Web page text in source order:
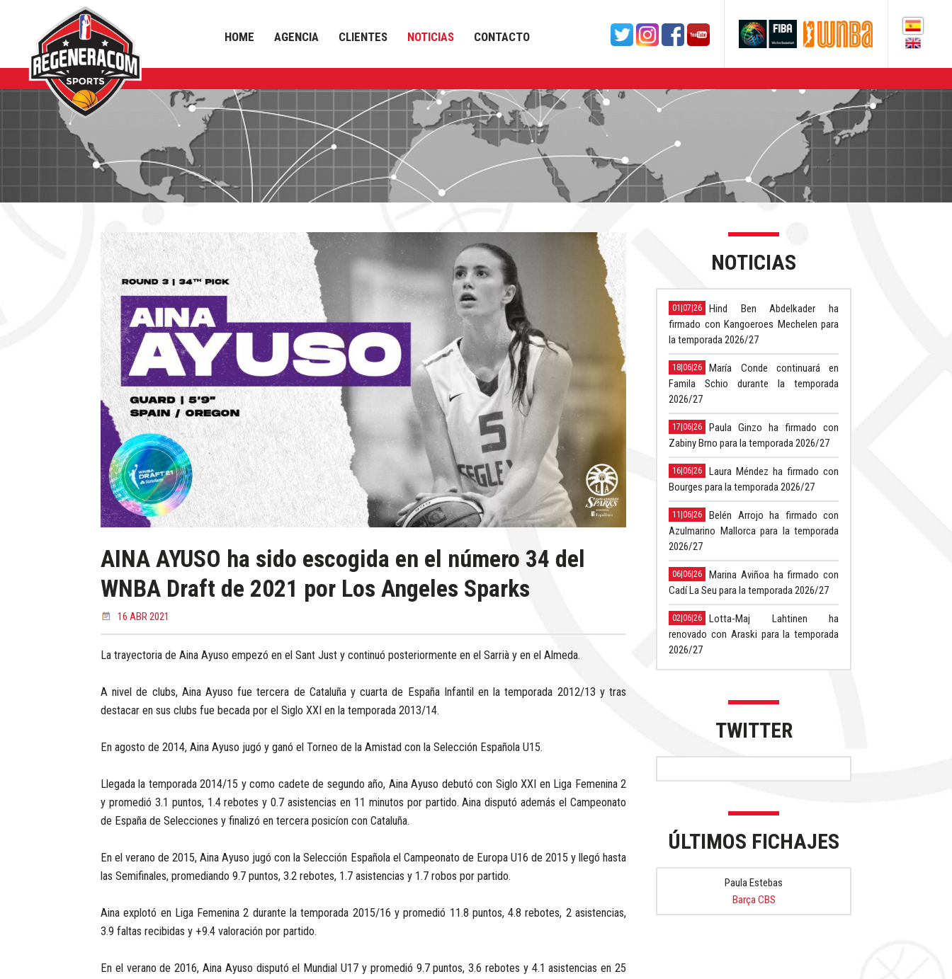
HOME AGENCIA CLIENTES NOTICIAS CONTACTO
AINA AYUSO ha sido escogida en el número 34 del
WNBA Draft de 2021 por Los Angeles Sparks
16 ABR 2021
La trayectoria de Aina Ayuso empezó en el Sant Just y continuó posteriormente en el Sarrià y en el Almeda.
A nivel de clubs, Aina Ayuso fue tercera de Cataluña y cuarta de España Infantil en la temporada 2012/13 y tras
destacar en sus clubs fue becada por el Siglo XXI en la temporada 2013/14.
En agosto de 2014, Aina Ayuso jugó y ganó el Torneo de la Amistad con la Selección Española U15.
Llegada la temporada 2014/15 y como cadete de segundo año, Aina Ayuso debutó con Siglo XXI en Liga Femenina 2
y promedió 3.1 puntos, 1.4 rebotes y 0.7 asistencias en 11 minutos por partido. Aina disputó además el Campeonato
de España de Selecciones y finalizó en tercera posicíon con Cataluña.
En el verano de 2015, Aina Ayuso jugó con la Selección Española el Campeonato de Europa U16 de 2015 y llegó hasta
las Semifinales, promediando 9.7 puntos, 3.2 rebotes, 1.7 asistencias y 1.7 robos por partido.
Aina explotó en Liga Femenina 2 durante la temporada 2015/16 y promedió 11.8 puntos, 4.8 rebotes, 2 asistencias,
3.9 faltas recibidas y +9.4 valoración por partido.
En el verano de 2016, Aina Ayuso disputó el Mundial U17 y promedió 9.7 puntos, 3.6 rebotes y 4.1 asistencias en 25
NOTICIAS
01|07|26
Hind Ben Abdelkader ha
firmado con Kangoeroes Mechelen para
la temporada 2026/27
18|06|26
María Conde continuará en
Famila Schio durante la temporada
2026/27
17|06|26
Paula Ginzo ha firmado con
Zabiny Brno para la temporada 2026/27
16|06|26
Laura Méndez ha firmado con
Bourges para la temporada 2026/27
11|06|26
Belén Arrojo ha firmado con
Azulmarino Mallorca para la temporada
2026/27
06|06|26
Marina Aviñoa ha firmado con
Cadí La Seu para la temporada 2026/27
02|06|26
Lotta-Maj Lahtinen ha
renovado con Araski para la temporada
2026/27
TWITTER
ÚLTIMOS FICHAJES
Paula Estebas
Barça CBS